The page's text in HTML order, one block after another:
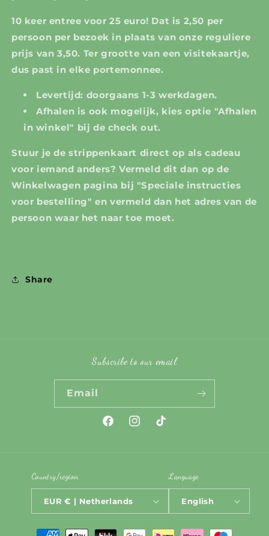
10 keer entree voor 25 euro! Dat is 2,50 per
persoon per bezoek in plaats van onze reguliere
prijs van 3,50. Ter grootte van een visitekaartje,
dus past in elke portemonnee.
Levertijd: doorgaans 1-3 werkdagen.
Afhalen is ook mogelijk, kies optie "Afhalen
in winkel" bij de check out.
Stuur je de strippenkaart direct op als cadeau
voor iemand anders? Vermeld dit dan op de
Winkelwagen pagina bij "Speciale instructies
voor bestelling" en vermeld dan het adres van de
persoon waar het naar toe moet.
Share
Subscribe to our email
Email
FacebookInstagram
TikTok
Country/region
EUR € | Netherlands
Language
English
Payment